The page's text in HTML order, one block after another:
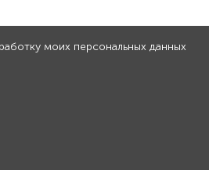
моих персональных данных